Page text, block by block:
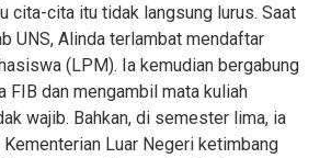
cita-cita itu tidak langsung lurus. Saat
UNS, Alinda terlambat mendaftar
(LPM). Ia kemudian bergabung
FIB dan mengambil mata kuliah
wajib. Bahkan, di semester lima, ia
Luar Negeri ketimbang